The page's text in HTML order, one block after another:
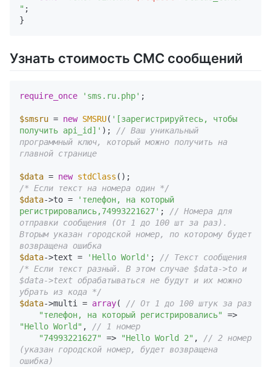
" ;
Узнать стоимость СМС сообщений
require_once 'sms.ru.php' ;
$smsru = new SMSRU( '[зарегистрируйтесь, чтобы
получить api_id]' );
// Ваш уникальный
программный ключ, который можно получить на
главной странице
$data = new stdClass
/* Если текст на номера один */
$data->to =
'телефон, на который
регистрировались,74993221627' ;
// Номера для
отправки сообщения (От 1 до 100 шт за раз).
Вторым указан городской номер, по которому будет
возвращена ошибка
$data->text = 'Hello World' ;
// Текст сообщения
/* Если текст разный. В этом случае $data->to и
$data->text обрабатываться не будут и их можно
убрать из кода */
$data->multi = array(
// От 1 до 100 штук за раз
"телефон, на который регистрировались"
"Hello World" ,
// 1 номер
"74993221627"
=> "Hello World 2" ,
// 2 номер
(указан городской номер, будет возвращена
ошибка)